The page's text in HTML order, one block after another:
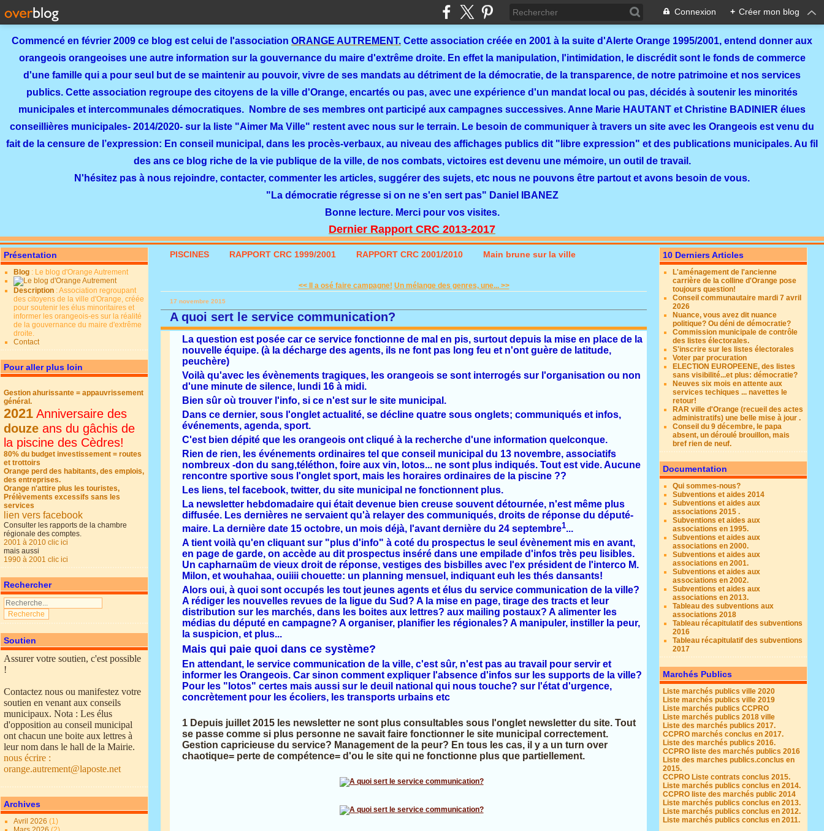
Connexion + Créer mon blog
Commencé en février 2009 ce blog est celui de l'association ORANGE AUTREMENT. Cette association créée en 2001 à la suite d'Alerte Orange 1995/2001, entend donner aux
orangeois orangeoises une autre information sur la gouvernance du maire d'extrême droite. En effet la manipulation, l'intimidation, le discrédit sont le fonds de commerce
d'une famille qui a pour seul but de se maintenir au pouvoir, vivre de ses mandats au détriment de la démocratie, de la transparence, de notre patrimoine et nos services
publics. Cette association regroupe des citoyens de la ville d'Orange, encartés ou pas, avec une expérience d'un mandat local ou pas, décidés à soutenir les minorités
municipales et intercommunales démocratiques. Nombre de ses membres ont participé aux campagnes successives. Anne Marie HAUTANT et Christine BADINIER élues
conseillières municipales- 2014/2020- sur la liste "Aimer Ma Ville" restent avec nous sur le terrain. Le besoin de communiquer à travers un site avec les Orangeois est venu du
fait de la censure de l’expression: En conseil municipal, dans les procès-verbaux, au niveau des affichages publics dit "libre expression" et des publications municipales. Au fil
des ans ce blog riche de la vie publique de la ville, de nos combats, victoires est devenu une mémoire, un outil de travail.
N'hésitez pas à nous rejoindre, contacter, commenter les articles, suggérer des sujets, etc nous ne pouvons être partout et avons besoin de vous.
"La démocratie régresse si on ne s'en sert pas" Daniel IBANEZ
Bonne lecture. Merci pour vos visites.
Dernier Rapport CRC 2013-2017
Présentation
Blog : Le blog d'Orange Autrement
Description : Association regroupant
des citoyens de la ville d'Orange, créée
pour soutenir les élus minoritaires et
informer les orangeois-es sur la réalité
de la gouvernance du maire d'extrême
droite.
Contact
Pour aller plus loin
Gestion ahurissante = appauvrissement
général.
2021 Anniversaire des
douze ans du gâchis de
la piscine des Cèdres!
80% du budget investissement = routes
et trottoirs
Orange perd des habitants, des emplois,
des entreprises.
Orange n'attire plus les touristes,
Prélèvements excessifs sans les
services
lien vers facebook
Consulter les rapports de la chambre
régionale des comptes.
2001 à 2010 clic ici
mais aussi
1990 à 2001 clic ici
Rechercher
Soutien
Assurer votre soutien, c'est possible
!
Contactez nous ou manifestez votre
soutien en venant aux conseils
municipaux. Nota : Les élus
d'opposition au conseil municipal
ont chacun une boite aux lettres à
leur nom dans le hall de la Mairie.
nous écrire :
orange.autrement@laposte.net
Archives
Avril 2026(1)
PISCINES RAPPORT CRC 1999/2001 RAPPORT CRC 2001/2010 Main brune sur la ville
<< Il a osé faire campagne! Un mélange des genres, une... >>
17 novembre 2015
A quoi sert le service communication?
La question est posée car ce service fonctionne de mal en pis, surtout depuis la mise en place de la
nouvelle équipe. (à la décharge des agents, ils ne font pas long feu et n'ont guère de latitude,
peuchère)
Voilà qu'avec les évènements tragiques, les orangeois se sont interrogés sur l'organisation ou non
d'une minute de silence, lundi 16 à midi.
Bien sûr où trouver l'info, si ce n'est sur le site municipal.
Dans ce dernier, sous l'onglet actualité, se décline quatre sous onglets; communiqués et infos,
événements, agenda, sport.
C'est bien dépité que les orangeois ont cliqué à la recherche d'une information quelconque.
Rien de rien, les événements ordinaires tel que conseil municipal du 13 novembre, associatifs
nombreux -don du sang,téléthon, foire aux vin, lotos... ne sont plus indiqués. Tout est vide. Aucune
rencontre sportive sous l'onglet sport, mais les horaires ordinaires de la piscine ??
Les liens, tel facebook, twitter, du site municipal ne fonctionnent plus.
La newsletter hebdomadaire qui était devenue bien creuse souvent détournée, n'est même plus
diffusée. Les dernières ne servaient qu'à relayer des communiqués, droits de réponse du député-
maire. La dernière date 15 octobre, un mois déjà, l'avant dernière du 24 septembre1...
A tient voilà qu'en cliquant sur "plus d'info" à coté du prospectus le seul évènement mis en avant,
en page de garde, on accède au dit prospectus inséré dans une empilade d'infos très peu lisibles.
Un capharnaüm de vieux droit de réponse, vestiges des bisbilles avec l'ex président de l'interco M.
Milon, et wouhahaa, ouiiii chouette: un planning mensuel, indiquant euh les thés dansants!
Alors oui, à quoi sont occupés les tout jeunes agents et élus du service communication de la ville?
A rédiger les nouvelles revues de la ligue du Sud? A la mise en page, tirage des tracts et leur
distribution sur les marchés, dans les boites aux lettres? aux mailing postaux? A alimenter les
médias du député en campagne? A organiser, planifier les régionales? A manipuler, instiller la peur,
la suspicion, et plus...
Mais qui paie quoi dans ce système?
En attendant, le service communication de la ville, c'est sûr, n'est pas au travail pour servir et
informer les Orangeois. Car sinon comment expliquer l'absence d'infos sur les supports de la ville?
Pour les "lotos" certes mais aussi sur le deuil national qui nous touche? sur l'état d'urgence,
concrètement pour les écoliers, les transports urbains etc
1 Depuis juillet 2015 les newsletter ne sont plus consultables sous l'onglet newsletter du site. Tout
se passe comme si plus personne ne savait faire fonctionner le site municipal correctement.
Gestion capricieuse du service? Management de la peur? En tous les cas, il y a un turn over
chaotique= perte de compétence= d'ou le site qui ne fonctionne plus que partiellement.
10 Derniers Articles
L'aménagement de l'ancienne
carrière de la colline d'Orange pose
toujours question!
Conseil communautaire mardi 7 avril
2026
Nuance, vous avez dit nuance
politique? Ou déni de démocratie?
Commission municipale de contrôle
des listes électorales.
S'inscrire sur les listes électorales
Voter par procuration
ELECTION EUROPEENE, des listes
sans visibilité...et plus: démocratie?
Neuves six mois en attente aux
services techiques ... navettes le
retour!
RAR ville d'Orange (recueil des actes
administratifs) une belle mise à jour .
Conseil du 9 décembre, le papa
absent, un déroulé brouillon, mais
bref rien de neuf.
Documentation
Qui sommes-nous?
Subventions et aides 2014
Subventions et aides aux
associations 2015 .
Subventions et aides aux
associations en 1995.
Subventions et aides aux
associations en 2000.
Subventions et aides aux
associations en 2001.
Subventions et aides aux
associations en 2002.
Subventions et aides aux
associations en 2013.
Tableau des subventions aux
associations 2018
Tableau récapitulatif des subventions
2016
Tableau récapitulatif des subventions
2017
Marchés Publics
Liste marchés publics ville 2020
Liste marchés publics ville 2019
Liste marchés publics CCPRO
Liste marchés publics 2018 ville
Liste des marchés publics 2017.
CCPRO marchés conclus en 2017.
Liste des marchés publics 2016.
CCPRO liste des marchés publics 2016
Liste des marches publics.conclus en
2015.
CCPRO Liste contrats conclus 2015.
Liste marchés publics conclus en 2014.
CCPRO liste des marchés public 2014
Liste marchés publics conclus en 2013.
Liste marchés publics conclus en 2012.
Liste marchés publics conclus en 2011.